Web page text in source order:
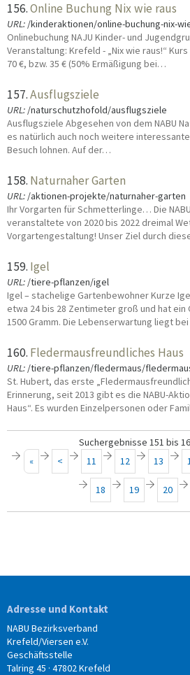
156.Online Buchung Nix wie raus
URL: /kinderaktionen/online-buchung-nix-
Onlinebuchung NAJU Kinder- und
Veranstaltung: Krefeld - „Nix wie raus!“
70 €, bzw. 35 € (50% Ermäßigung bei…
157.Ausflugsziele
URL: /naturschutzhofold/ausflugsziele
Ausflugsziele Abgesehen von dem NABU
es natürlich auch noch weitere
Besuch lohnen. Auf der…
158. Naturnaher Garten
URL: /aktionen-projekte/naturnaher-garten
Ihr Vorgarten für Schmetterlinge… Die
veranstaltete von 2020 bis 2022 dreimal
Vorgartengestaltung! Unser Ziel durch
159. Igel
URL: /tiere-pflanzen/igel
Igel – stachelige Gartenbewohner Kurze
etwa 24 bis 28 Zentimeter groß und hat ein
1500 Gramm. Die Lebenserwartung liegt
160. Fledermausfreundliches Haus
URL: /tiere-pflanzen/fledermaus/
St. Hubert, das erste
Erinnerung, seit 2013 gibt es die NABU-
Haus“. Es wurden Einzelpersonen oder
Suchergebnisse 151 bis
«
< 11 12 13
18 19 20
Adresse und Kontakt
NABU Bezirksverband
Krefeld/Viersen e.V.
Geschäftsstelle
Talring 45 · 47802 Krefeld